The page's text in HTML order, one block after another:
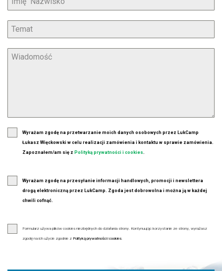
Wyrażam zgodę na przetwarzanie moich danych osobowych przez LukCamp
Łukasz Więckowski w celu realizacji zamówienia i kontaktu w sprawie zamówienia.
Zapoznałem/am się z Polityką prywatności i cookies.
Wyrażam zgodę na przesyłanie informacji handlowych, promocji i newslettera
drogą elektroniczną przez LukCamp. Zgoda jest dobrowolna i można ją w każdej
chwili cofnąć.
Formularz używa plików cookies niezbędnych do działania strony. Kontynuując korzystanie ze strony, wyrażasz
zgodę na ich użycie zgodnie z Polityką prywatności i cookies.